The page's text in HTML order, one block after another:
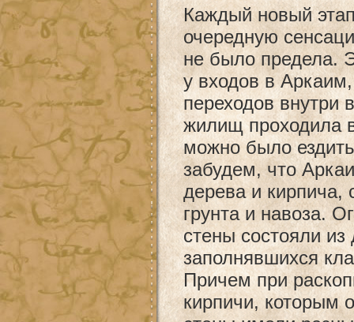
Каждый новый
очередную
не было предела.
у входов в
переходов
жилищ проходила
можно было
забудем, что
дерева и кирпича,
грунта и навоза.
стены состояли
заполнявшихся
Причем при
кирпичи, которым